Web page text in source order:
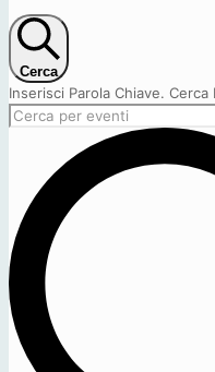
Cerca
Inserisci Parola Chiave.